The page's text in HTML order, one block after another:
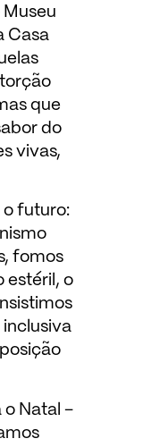
Casa
que
do
vivas,
o futuro:
fomos
estéril, o
inclusiva
o Natal –